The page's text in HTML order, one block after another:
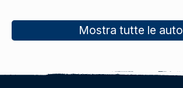
Mostra tutte le auto